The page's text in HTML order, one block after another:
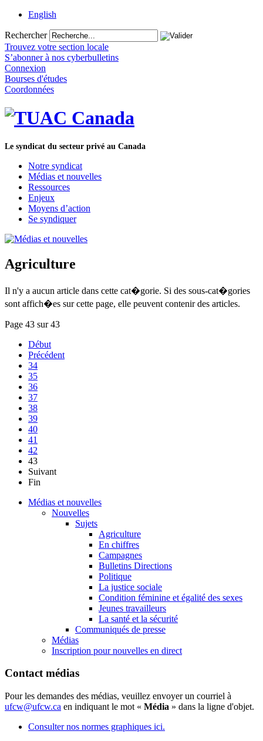
English
Rechercher
Trouvez votre section locale
S’abonner à nos cyberbulletins
Connexion
Bourses d'études
Coordonnées
Le syndicat du secteur privé au Canada
Notre syndicat
Médias et nouvelles
Ressources
Enjeux
Moyens d’action
Se syndiquer
Agriculture
Il n'y a aucun article dans cette cat�gorie. Si des sous-cat�gories
sont affich�es sur cette page, elle peuvent contenir des articles.
Page 43 sur 43
Début
Précédent
34
35
36
37
38
39
40
41
42
43
Suivant
Fin
Médias et nouvelles
Nouvelles
Sujets
Agriculture
En chiffres
Campagnes
Bulletins Directions
Politique
La justice sociale
Condition féminine et égalité des sexes
Jeunes travailleurs
La santé et la sécurité
Communiqués de presse
Médias
Inscription pour nouvelles en direct
Contact médias
Pour les demandes des médias, veuillez envoyer un courriel à
ufcw@ufcw.ca en indiquant le mot « Média » dans la ligne d'objet.
Consulter nos normes graphiques ici.